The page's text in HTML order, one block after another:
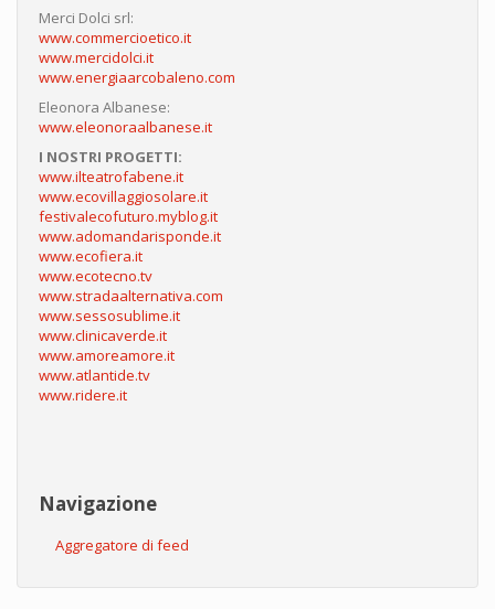
Merci Dolci srl:
www.commercioetico.it
www.mercidolci.it
www.energiaarcobaleno.com
Eleonora Albanese:
www.eleonoraalbanese.it
I NOSTRI PROGETTI:
www.ilteatrofabene.it
www.ecovillaggiosolare.it
festivalecofuturo.myblog.it
www.adomandarisponde.it
www.ecofiera.it
www.ecotecno.tv
www.stradaalternativa.com
www.sessosublime.it
www.clinicaverde.it
www.amoreamore.it
www.atlantide.tv
www.ridere.it
Navigazione
Aggregatore di feed